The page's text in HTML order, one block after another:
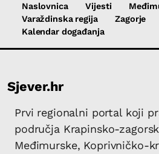
Naslovnica Vijesti
Varaždinska regija
Zagorje
Kalendar događanja
Sjever.hr
Prvi regionalni portal koji
područja Krapinsko-
Međimurske, Koprivničko-